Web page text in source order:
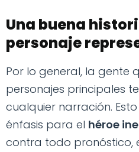
Una buena
personaje
Por lo general, la gente
personajes principales
cualquier narración.
énfasis para el héroe
contra todo pronóstico,